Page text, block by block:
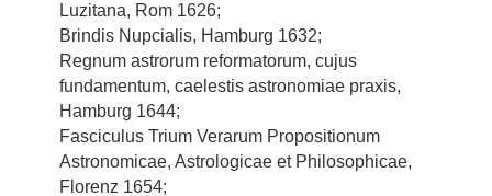
Luzitana, Rom 1626;
Brindis Nupcialis, Hamburg 1632;
Regnum astrorum reformatorum, cujus
fundamentum, caelestis astronomiae praxis,
Hamburg 1644;
Fasciculus Trium Verarum Propositionum
Astronomicae, Astrologicae et Philosophicae,
Florenz 1654;